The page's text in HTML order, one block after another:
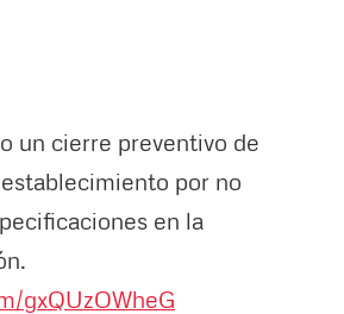
un cierre preventivo de
por no
en la
gxQUzOWheG